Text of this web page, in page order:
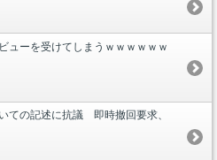
ューを受けてしまうｗｗｗｗｗｗ
ての記述に抗議 即時撤回要求、